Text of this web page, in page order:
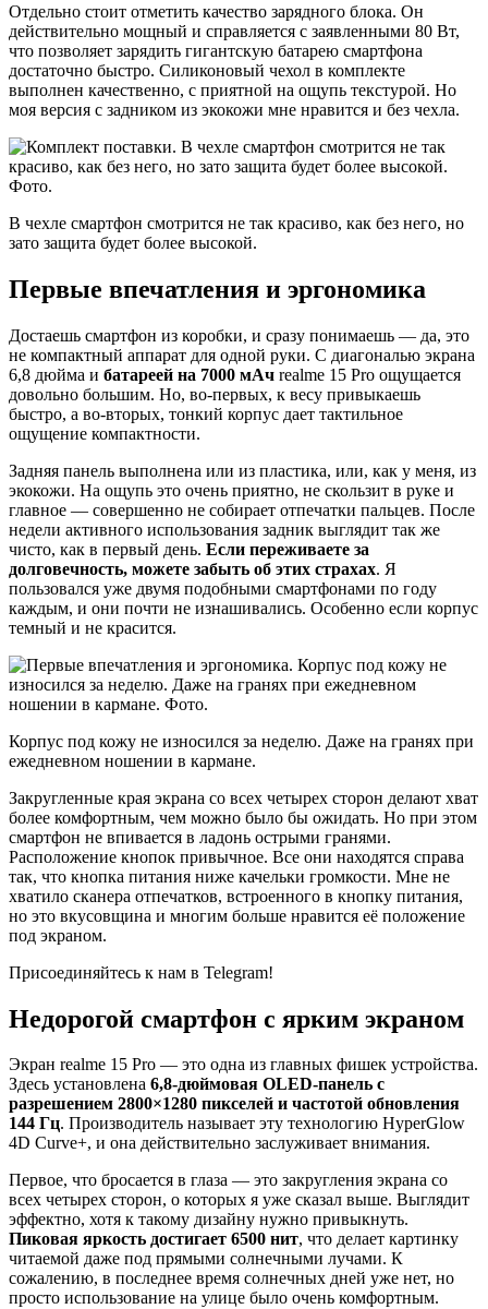
Отдельно стоит отметить качество зарядного блока. Он
действительно мощный и справляется с заявленными 80 Вт,
что позволяет зарядить гигантскую батарею смартфона
достаточно быстро. Силиконовый чехол в комплекте
выполнен качественно, с приятной на ощупь текстурой. Но
моя версия с задником из экокожи мне нравится и без чехла.
В чехле смартфон смотрится не так красиво, как без него, но
зато защита будет более высокой.
Первые впечатления и эргономика
Достаешь смартфон из коробки, и сразу понимаешь — да, это
не компактный аппарат для одной руки. С диагональю экрана
6,8 дюйма и батареей на 7000 мАч realme 15 Pro ощущается
довольно большим. Но, во-первых, к весу привыкаешь
быстро, а во-вторых, тонкий корпус дает тактильное
ощущение компактности.
Задняя панель выполнена или из пластика, или, как у меня, из
экокожи. На ощупь это очень приятно, не скользит в руке и
главное — совершенно не собирает отпечатки пальцев. После
недели активного использования задник выглядит так же
чисто, как в первый день. Если переживаете за
долговечность, можете забыть об этих страхах. Я
пользовался уже двумя подобными смартфонами по году
каждым, и они почти не изнашивались. Особенно если корпус
темный и не красится.
Корпус под кожу не износился за неделю. Даже на гранях при
ежедневном ношении в кармане.
Закругленные края экрана со всех четырех сторон делают хват
более комфортным, чем можно было бы ожидать. Но при этом
смартфон не впивается в ладонь острыми гранями.
Расположение кнопок привычное. Все они находятся справа
так, что кнопка питания ниже качельки громкости. Мне не
хватило сканера отпечатков, встроенного в кнопку питания,
но это вкусовщина и многим больше нравится её положение
под экраном.
Присоединяйтесь к нам в Telegram!
Недорогой смартфон с ярким экраном
Экран realme 15 Pro — это одна из главных фишек устройства.
Здесь установлена 6,8-дюймовая OLED-панель с
разрешением 2800×1280 пикселей и частотой обновления
144 Гц. Производитель называет эту технологию HyperGlow
4D Curve+, и она действительно заслуживает внимания.
Первое, что бросается в глаза — это закругления экрана со
всех четырех сторон, о которых я уже сказал выше. Выглядит
эффектно, хотя к такому дизайну нужно привыкнуть.
Пиковая яркость достигает 6500 нит, что делает картинку
читаемой даже под прямыми солнечными лучами. К
сожалению, в последнее время солнечных дней уже нет, но
просто использование на улице было очень комфортным.